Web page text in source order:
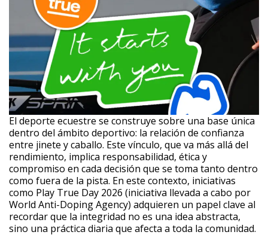
El deporte ecuestre se construye sobre una base única
dentro del ámbito deportivo: la relación de confianza
entre jinete y caballo. Este vínculo, que va más allá del
rendimiento, implica responsabilidad, ética y
compromiso en cada decisión que se toma tanto dentro
como fuera de la pista. En este contexto, iniciativas
como Play True Day 2026 (iniciativa llevada a cabo por
World Anti-Doping Agency) adquieren un papel clave al
recordar que la integridad no es una idea abstracta,
sino una práctica diaria que afecta a toda la comunidad.